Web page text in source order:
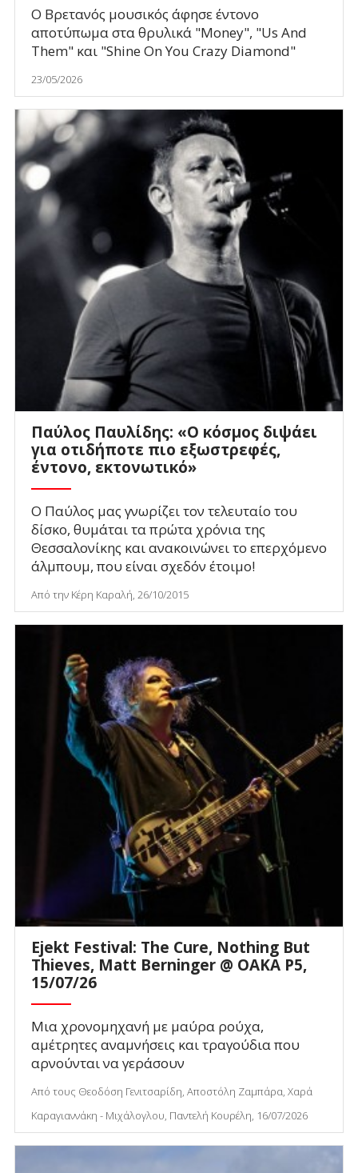
Ο Βρετανός μουσικός άφησε έντονο
αποτύπωμα στα θρυλικά "Money", "Us And
Them" και "Shine On You Crazy Diamond"
23/05/2026
Παύλος Παυλίδης: «Ο κόσμος διψάει
για οτιδήποτε πιο εξωστρεφές,
έντονο, εκτονωτικό»
Ο Παύλος μας γνωρίζει τον τελευταίο του
δίσκο, θυμάται τα πρώτα χρόνια της
Θεσσαλονίκης και ανακοινώνει το επερχόμενο
άλμπουμ, που είναι σχεδόν έτοιμο!
Από την Κέρη Καραλή, 26/10/2015
Ejekt Festival: The Cure, Nothing But
Thieves, Matt Berninger @ ΟΑΚΑ P5,
15/07/26
Μια χρονομηχανή με μαύρα ρούχα,
αμέτρητες αναμνήσεις και τραγούδια που
αρνούνται να γεράσουν
Από τους Θεοδόση Γενιτσαρίδη, Αποστόλη Ζαμπάρα, Χαρά
Καραγιαννάκη - Μιχάλογλου, Παντελή Κουρέλη, 16/07/2026